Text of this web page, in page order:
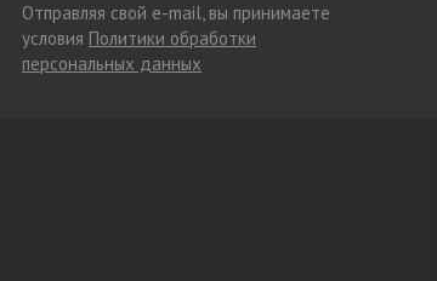
Отправляя свой e-mail, вы принимаете
условия Политики обработки
персональных данных